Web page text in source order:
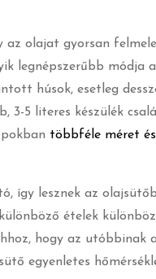
olajat gyorsan
legnépszerűbb
húsok, esetleg
5 literes készülék
többféle méret
így lesznek az
ételek
hogy az utóbbinak
egyenletes